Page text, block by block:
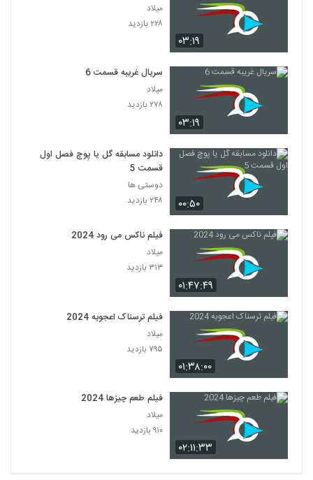
۰۳:۱۹
میلاد
۲۲۸ بازدید
۰۳:۱۹
سریال غریبه قسمت 6
میلاد
۲۷۸ بازدید
۰۰:۵۰
دانلود مسابقه گل یا پوچ فصل اول
قسمت 5
دوستی ها
۲۴۸ بازدید
۰۱:۴۷:۴۹
فیلم ناکس می رود 2024
میلاد
۳۱۳ بازدید
۰۱:۳۸:۰۰
فیلم ترسناک اعجوبه 2024
میلاد
۷۹۵ بازدید
۰۲:۱۱:۳۳
فیلم طعم چیزها 2024
میلاد
۹۱۰ بازدید